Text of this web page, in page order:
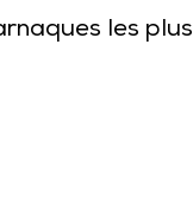
les plus